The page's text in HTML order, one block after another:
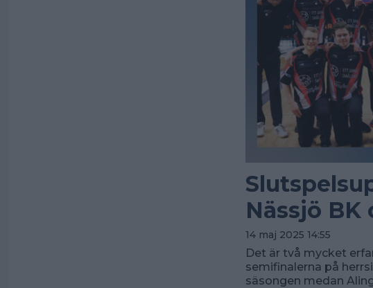
Nässjö BK
14 maj 2025 14:55
Det är två mycket
semifinalerna på
säsongen medan